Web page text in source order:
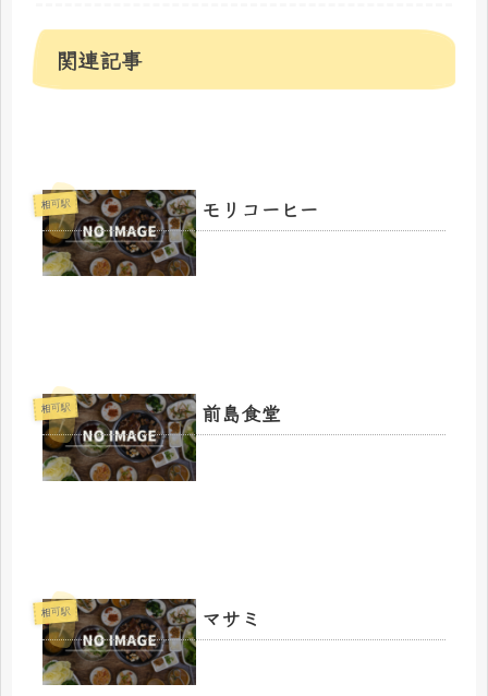
関連記事
相可駅 モリコーヒー
相可駅 前島食堂
相可駅 マサミ